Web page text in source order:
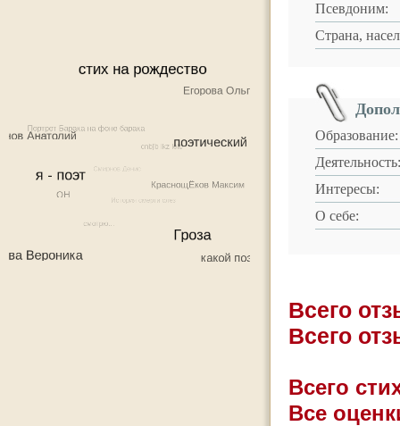
Псевдоним:
Страна,
Образование:
Деятельность:
Интересы:
О себе:
Всего
Всего
Всего
Все